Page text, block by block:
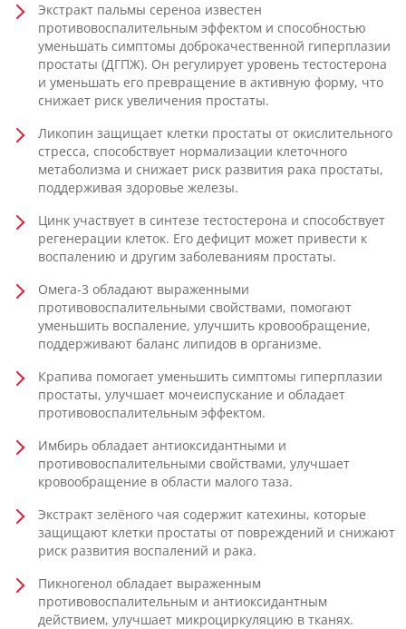
Экстракт пальмы сереноа известен
противовоспалительным эффектом и способностью
уменьшать симптомы доброкачественной гиперплазии
простаты (ДГПЖ). Он регулирует уровень тестостерона
и уменьшать его превращение в активную форму, что
снижает риск увеличения простаты.
Ликопин защищает клетки простаты от окислительного
стресса, способствует нормализации клеточного
метаболизма и снижает риск развития рака простаты,
поддерживая здоровье железы.
Цинк участвует в синтезе тестостерона и способствует
регенерации клеток. Его дефицит может привести к
воспалению и другим заболеваниям простаты.
Омега-3 обладают выраженными
противовоспалительными свойствами, помогают
уменьшить воспаление, улучшить кровообращение,
поддерживают баланс липидов в организме.
Крапива помогает уменьшить симптомы гиперплазии
простаты, улучшает мочеиспускание и обладает
противовоспалительным эффектом.
Имбирь обладает антиоксидантными и
противовоспалительными свойствами, улучшает
кровообращение в области малого таза.
Экстракт зелёного чая содержит катехины, которые
защищают клетки простаты от повреждений и снижают
риск развития воспалений и рака.
Пикногенол обладает выраженным
противовоспалительным и антиоксидантным
действием, улучшает микроциркуляцию в тканях.